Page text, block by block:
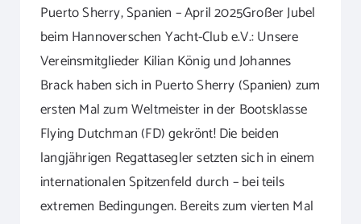
Puerto Sherry, Spanien – April 2025Großer Jubel
beim Hannoverschen Yacht-Club e.V.: Unsere
Vereinsmitglieder Kilian König und Johannes
Brack haben sich in Puerto Sherry (Spanien) zum
ersten Mal zum Weltmeister in der Bootsklasse
Flying Dutchman (FD) gekrönt! Die beiden
langjährigen Regattasegler setzten sich in einem
internationalen Spitzenfeld durch – bei teils
extremen Bedingungen. Bereits zum vierten Mal